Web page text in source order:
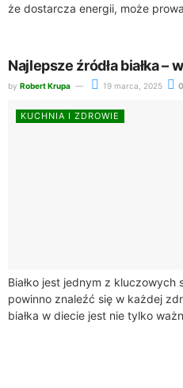
że dostarcza energii, może
Najlepsze źródła białka –
by Robert Krupa 19 marca, 2025 0
KUCHNIA I ZDROWIE
Białko jest jednym z
powinno znaleźć się w każdej
białka w diecie jest nie tylko